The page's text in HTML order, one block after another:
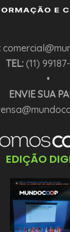
TEL:(11)
•
ENVIE SUA
EDIÇÃO